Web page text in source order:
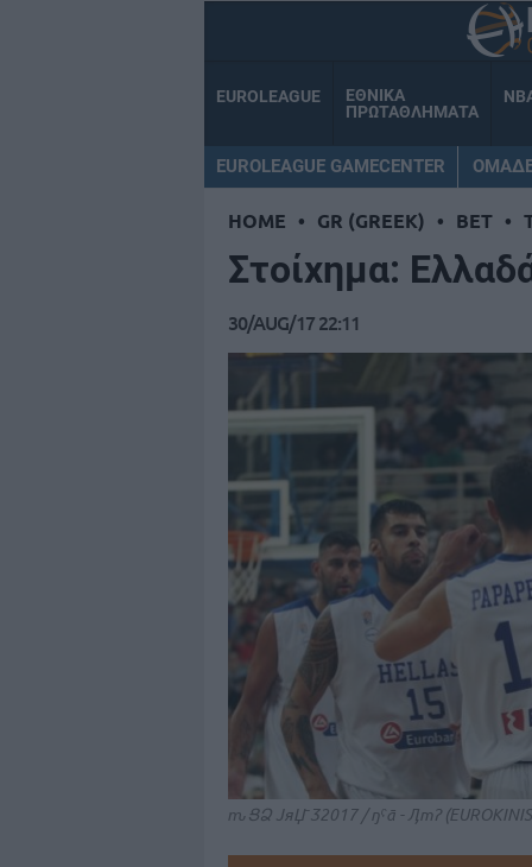
EUROLEAGUE
ΕΘΝΙΚΑ
ΠΡΩΤΑΘΛΗΜΑΤΑ
EUROLEAGUE GAMECENTER
HOME • GR (GREEK) • BET •
Στοίχημα:
30/AUG/17 22:11
ԏՑ͏Ձ JяЏˉӠ2017 / ŋˁā - ӅтɁ